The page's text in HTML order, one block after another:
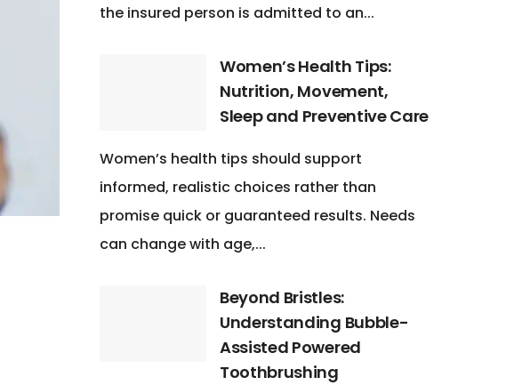
the insured person is admitted to an...
Women’s Health Tips:
Nutrition, Movement,
Sleep and Preventive Care
Women’s health tips should support
informed, realistic choices rather than
promise quick or guaranteed results. Needs
can change with age,...
Beyond Bristles:
Understanding Bubble-
Assisted Powered
Toothbrushing